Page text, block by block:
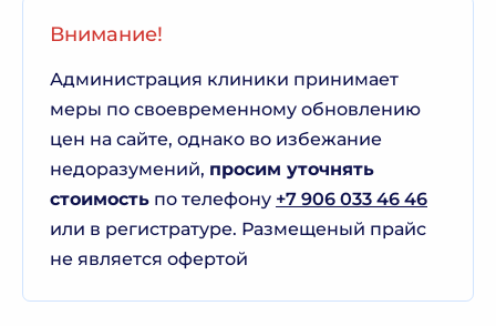
Внимание!
Администрация клиники принимает
меры по своевременному обновлению
цен на сайте, однако во избежание
недоразумений, просим уточнять
стоимость по телефону +7 906 033 46 46
или в регистратуре. Размещеный прайс
не является офертой